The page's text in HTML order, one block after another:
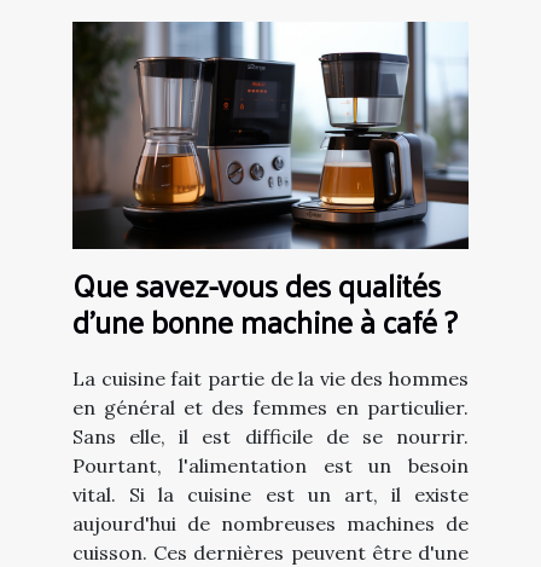
Que savez-vous des qualités
d'une bonne machine à café ?
La cuisine fait partie de la vie des hommes
en général et des femmes en particulier.
Sans elle, il est difficile de se nourrir.
Pourtant, l'alimentation est un besoin
vital. Si la cuisine est un art, il existe
aujourd'hui de nombreuses machines de
cuisson. Ces dernières peuvent être d'une